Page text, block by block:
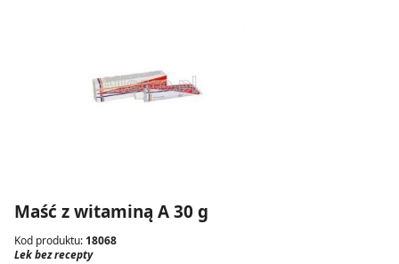
Maść z witaminą A 30 g
Kod produktu: 18068
Lek bez recepty